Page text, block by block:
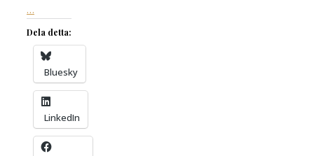
…
Dela detta:
Bluesky
LinkedIn